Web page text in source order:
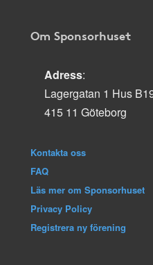
Om Sponsorhuset
Adress:
Lagergatan 1 Hus
415 11 Göteborg
Kontakta oss
FAQ
Läs mer om Sponsorhuset
Privacy Policy
Registrera ny förening